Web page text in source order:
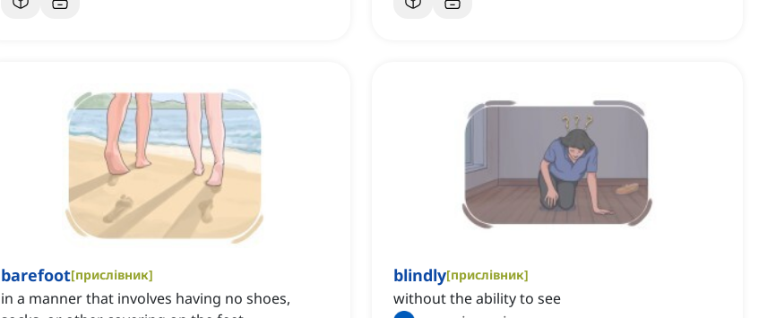
barefoot[прислівник]
in a manner that involves having no shoes,
blindly[прислівник]
without the ability to see